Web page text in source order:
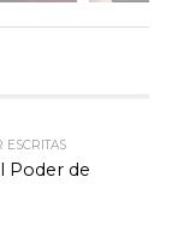
ESCRITAS
Poder de